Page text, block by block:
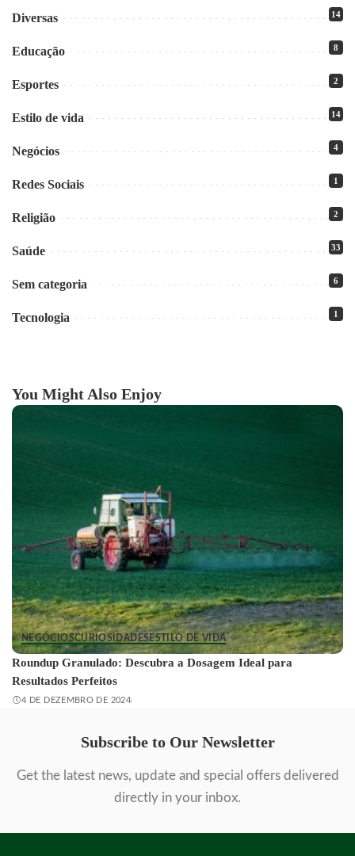
Diversas 14
Educação 8
Esportes 2
Estilo de vida 14
Negócios 4
Redes Sociais 1
Religião 2
Saúde 33
Sem categoria 6
Tecnologia 1
You Might Also Enjoy
NEGÓCIOSCURIOSIDADESESTILO DE VIDA
Roundup Granulado: Descubra a Dosagem Ideal para
Resultados Perfeitos
4 DE DEZEMBRO DE 2024
Subscribe to Our Newsletter
Get the latest news, update and special offers delivered
directly in your inbox.